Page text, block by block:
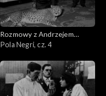
Rozmowy z Andrzejem
Doboszem
Pola Negri, cz. 4